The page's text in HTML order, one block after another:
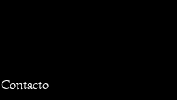
Contacto